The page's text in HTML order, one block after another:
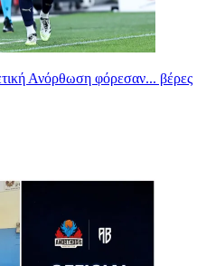
Ανόρθωση φόρεσαν... βέρες